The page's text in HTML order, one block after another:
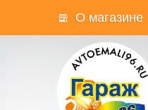
О магазине